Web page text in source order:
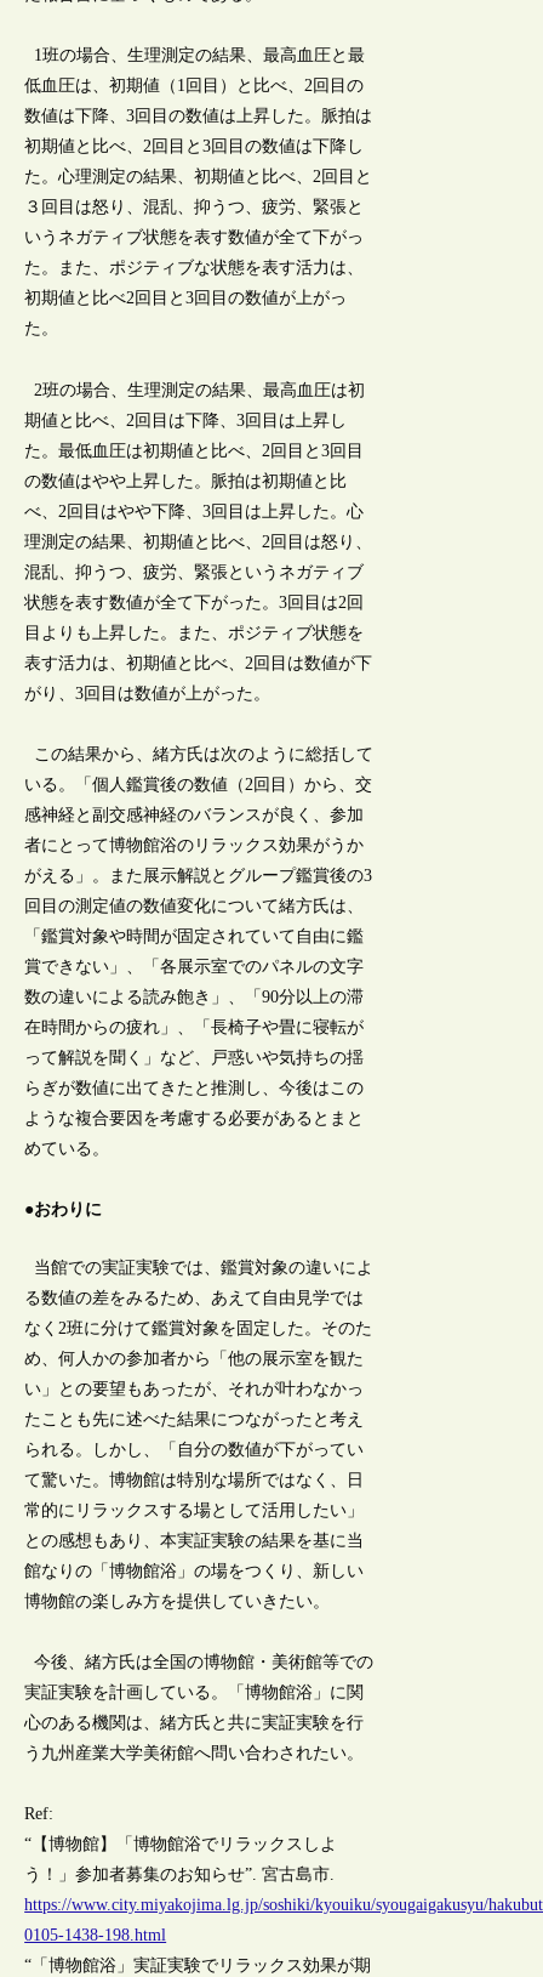
1班の場合、生理測定の結果、最高血圧と最
低血圧は、初期値（1回目）と比べ、2回目の
数値は下降、3回目の数値は上昇した。脈拍は
初期値と比べ、2回目と3回目の数値は下降し
た。心理測定の結果、初期値と比べ、2回目と
３回目は怒り、混乱、抑うつ、疲労、緊張と
いうネガティブ状態を表す数値が全て下がっ
た。また、ポジティブな状態を表す活力は、
初期値と比べ2回目と3回目の数値が上がっ
た。
2班の場合、生理測定の結果、最高血圧は初
期値と比べ、2回目は下降、3回目は上昇し
た。最低血圧は初期値と比べ、2回目と3回目
の数値はやや上昇した。脈拍は初期値と比
べ、2回目はやや下降、3回目は上昇した。心
理測定の結果、初期値と比べ、2回目は怒り、
混乱、抑うつ、疲労、緊張というネガティブ
状態を表す数値が全て下がった。3回目は2回
目よりも上昇した。また、ポジティブ状態を
表す活力は、初期値と比べ、2回目は数値が下
がり、3回目は数値が上がった。
この結果から、緒方氏は次のように総括して
いる。「個人鑑賞後の数値（2回目）から、交
感神経と副交感神経のバランスが良く、参加
者にとって博物館浴のリラックス効果がうか
がえる」。また展示解説とグループ鑑賞後の3
回目の測定値の数値変化について緒方氏は、
「鑑賞対象や時間が固定されていて自由に鑑
賞できない」、「各展示室でのパネルの文字
数の違いによる読み飽き」、「90分以上の滞
在時間からの疲れ」、「長椅子や畳に寝転が
って解説を聞く」など、戸惑いや気持ちの揺
らぎが数値に出てきたと推測し、今後はこの
ような複合要因を考慮する必要があるとまと
めている。
●おわりに
当館での実証実験では、鑑賞対象の違いによ
る数値の差をみるため、あえて自由見学では
なく2班に分けて鑑賞対象を固定した。そのた
め、何人かの参加者から「他の展示室を観た
い」との要望もあったが、それが叶わなかっ
たことも先に述べた結果につながったと考え
られる。しかし、「自分の数値が下がってい
て驚いた。博物館は特別な場所ではなく、日
常的にリラックスする場として活用したい」
との感想もあり、本実証実験の結果を基に当
館なりの「博物館浴」の場をつくり、新しい
博物館の楽しみ方を提供していきたい。
今後、緒方氏は全国の博物館・美術館等での
実証実験を計画している。「博物館浴」に関
心のある機関は、緒方氏と共に実証実験を行
う九州産業大学美術館へ問い合わされたい。
Ref:
“【博物館】「博物館浴でリラックスしよ
う！」参加者募集のお知らせ”. 宮古島市.
https://www.city.miyakojima.lg.jp/soshiki/kyouiku/syougaigakusyu/
0105-1438-198.html
“「博物館浴」実証実験でリラックス効果が期